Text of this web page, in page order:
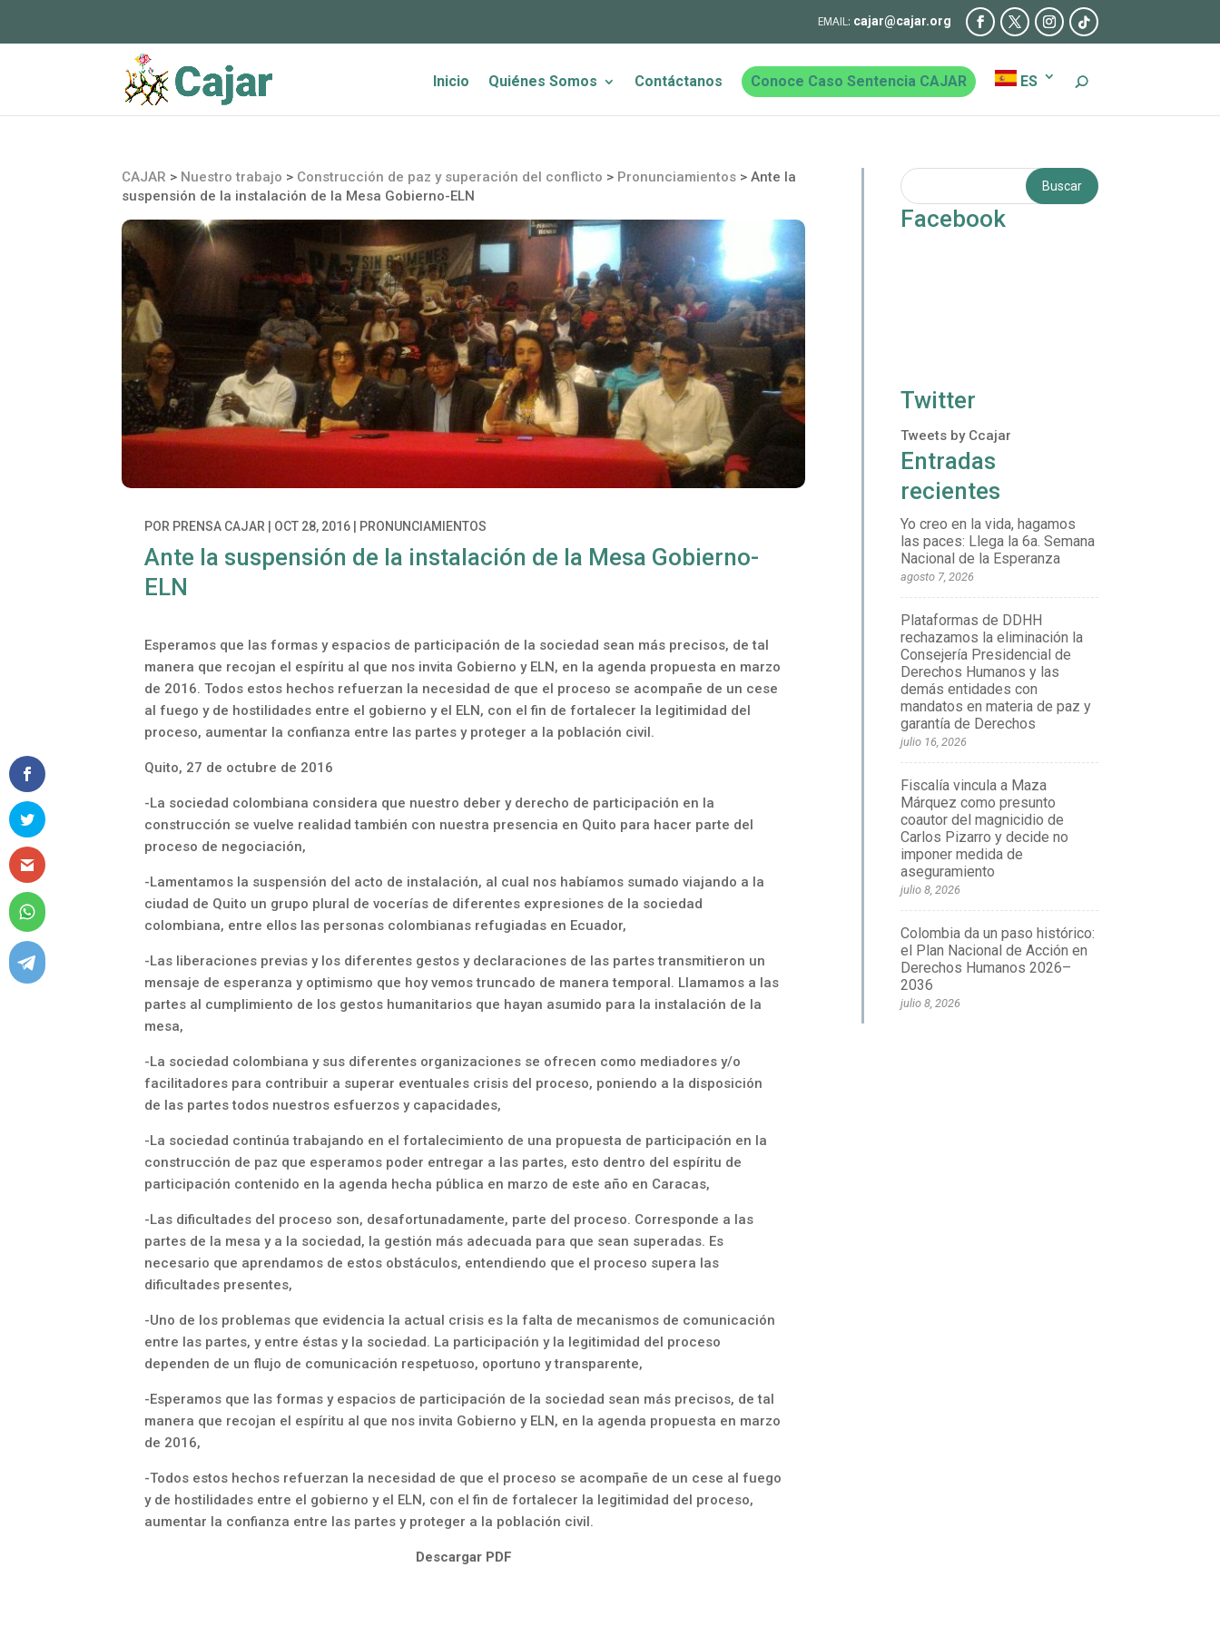
cajar@cajar.org
Inicio Quiénes Somos Contáctanos Conoce Caso Sentencia CAJAR ES
CAJAR > Nuestro trabajo > Construcción de paz y superación del conflicto > Pronunciamientos >Ante la
suspensión de la instalación de la Mesa Gobierno-ELN
POR PRENSA CAJAR OCT 28, 2016 PRONUNCIAMIENTOS
Ante la suspensión de la instalación de la Mesa Gobierno-
ELN
Esperamos que las formas y espacios de participación de la sociedad sean más precisos, de tal
manera que recojan el espíritu al que nos invita Gobierno y ELN, en la agenda propuesta en marzo
de 2016. Todos estos hechos refuerzan la necesidad de que el proceso se acompañe de un cese
al fuego y de hostilidades entre el gobierno y el ELN, con el fin de fortalecer la legitimidad del
proceso, aumentar la confianza entre las partes y proteger a la población civil.
Quito, 27 de octubre de 2016
-La sociedad colombiana considera que nuestro deber y derecho de participación en la
construcción se vuelve realidad también con nuestra presencia en Quito para hacer parte del
proceso de negociación,
-Lamentamos la suspensión del acto de instalación, al cual nos habíamos sumado viajando a la
ciudad de Quito un grupo plural de vocerías de diferentes expresiones de la sociedad
colombiana, entre ellos las personas colombianas refugiadas en Ecuador,
-Las liberaciones previas y los diferentes gestos y declaraciones de las partes transmitieron un
mensaje de esperanza y optimismo que hoy vemos truncado de manera temporal. Llamamos a las
partes al cumplimiento de los gestos humanitarios que hayan asumido para la instalación de la
mesa,
-La sociedad colombiana y sus diferentes organizaciones se ofrecen como mediadores y/o
facilitadores para contribuir a superar eventuales crisis del proceso, poniendo a la disposición
de las partes todos nuestros esfuerzos y capacidades,
-La sociedad continúa trabajando en el fortalecimiento de una propuesta de participación en la
construcción de paz que esperamos poder entregar a las partes, esto dentro del espíritu de
participación contenido en la agenda hecha pública en marzo de este año en Caracas,
-Las dificultades del proceso son, desafortunadamente, parte del proceso. Corresponde a las
partes de la mesa y a la sociedad, la gestión más adecuada para que sean superadas. Es
necesario que aprendamos de estos obstáculos, entendiendo que el proceso supera las
dificultades presentes,
-Uno de los problemas que evidencia la actual crisis es la falta de mecanismos de comunicación
entre las partes, y entre éstas y la sociedad. La participación y la legitimidad del proceso
dependen de un flujo de comunicación respetuoso, oportuno y transparente,
-Esperamos que las formas y espacios de participación de la sociedad sean más precisos, de tal
manera que recojan el espíritu al que nos invita Gobierno y ELN, en la agenda propuesta en marzo
de 2016,
-Todos estos hechos refuerzan la necesidad de que el proceso se acompañe de un cese al fuego
y de hostilidades entre el gobierno y el ELN, con el fin de fortalecer la legitimidad del proceso,
aumentar la confianza entre las partes y proteger a la población civil.
Descargar PDF
Facebook
Twitter
Tweets by Ccajar
Entradas
recientes
Yo creo en la vida, hagamos
las paces: Llega la 6a. Semana
Nacional de la Esperanza
agosto 7, 2026
Plataformas de DDHH
rechazamos la eliminación la
Consejería Presidencial de
Derechos Humanos y las
demás entidades con
mandatos en materia de paz y
garantía de Derechos
julio 16, 2026
Fiscalía vincula a Maza
Márquez como presunto
coautor del magnicidio de
Carlos Pizarro y decide no
imponer medida de
aseguramiento
julio 8, 2026
Colombia da un paso histórico:
el Plan Nacional de Acción en
Derechos Humanos 2026–
2036
julio 8, 2026